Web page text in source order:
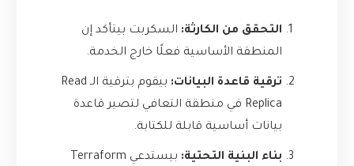
التحقق من الكارثة: السكربت بيتأكد إن
المنطقة الأساسية فعلًا خارج الخدمة.
ترقية قاعدة البيانات:
بيقوم بترقية الـ Read
Replica في منطقة التعافي لتصير قاعدة
بيانات أساسية قابلة للكتابة.
بناء البنية التحتية:
بيستدعي Terraform